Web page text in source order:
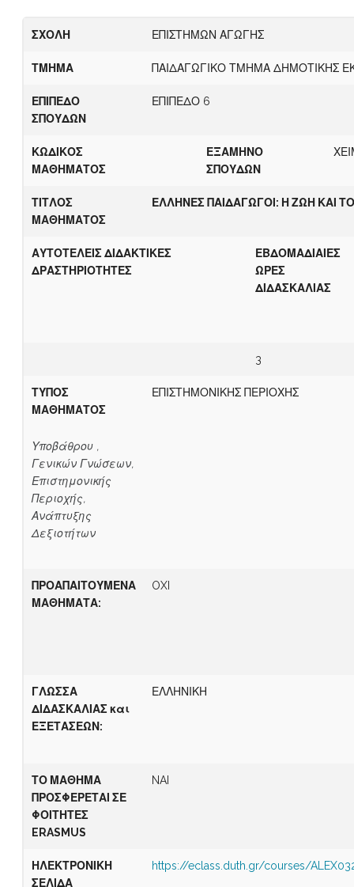
ΣΧΟΛΗ ΕΠΙΣΤΗΜΩΝ ΑΓΩΓΗΣ
ΤΜΗΜΑ ΠΑΙΔΑΓΩΓΙΚΟ ΤΜΗΜΑ ΔΗΜΟΤΙΚΗΣ
ΕΠΙΠΕΔΟ
ΣΠΟΥΔΩΝ
ΕΠΙΠΕΔΟ 6
ΚΩΔΙΚΟΣ
ΜΑΘΗΜΑΤΟΣ
ΕΞΑΜΗΝΟ
ΣΠΟΥΔΩΝ
ΤΙΤΛΟΣ
ΜΑΘΗΜΑΤΟΣ
ΕΛΛΗΝΕΣ ΠΑΙΔΑΓΩΓΟΙ: Η ΖΩΗ ΚΑΙ
ΑΥΤΟΤΕΛΕΙΣ ΔΙΔΑΚΤΙΚΕΣ
ΔΡΑΣΤΗΡΙΟΤΗΤΕΣ
ΕΒΔΟΜΑΔΙΑΙΕΣ
ΩΡΕΣ
ΔΙΔΑΣΚΑΛΙΑΣ
3
ΤΥΠΟΣ
ΜΑΘΗΜΑΤΟΣ
Υποβάθρου ,
Γενικών Γνώσεων,
Επιστημονικής
Περιοχής,
Ανάπτυξης
Δεξιοτήτων
ΕΠΙΣΤΗΜΟΝΙΚΗΣ ΠΕΡΙΟΧΗΣ
ΠΡΟΑΠΑΙΤΟΥΜΕΝΑ
ΜΑΘΗΜΑΤΑ:
OXI
ΓΛΩΣΣΑ
ΔΙΔΑΣΚΑΛΙΑΣ και
ΕΞΕΤΑΣΕΩΝ:
ΕΛΛΗΝΙΚΗ
ΤΟ ΜΑΘΗΜΑ
ΠΡΟΣΦΕΡΕΤΑΙ ΣΕ
ΦΟΙΤΗΤΕΣ
ERASMUS
NAI
ΗΛΕΚΤΡΟΝΙΚΗ
ΣΕΛΙΔΑ
https://eclass.duth.gr/courses/